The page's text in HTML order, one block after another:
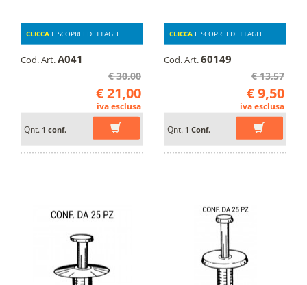
CLICCA E SCOPRI I DETTAGLI
Cod. Art.A041
€ 30,00
€ 21,00
iva esclusa
Qnt. 1 conf.
CLICCA E SCOPRI I DETTAGLI
Cod. Art.60149
€ 13,57
€ 9,50
iva esclusa
Qnt. 1 Conf.